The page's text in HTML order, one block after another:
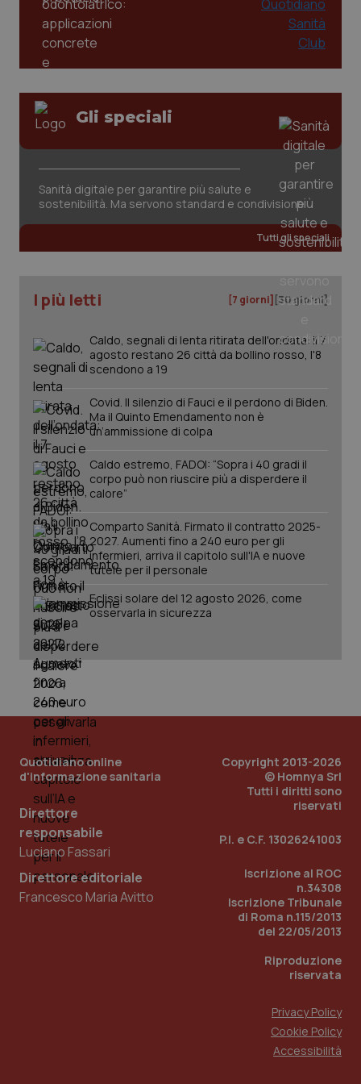
Gli speciali
Sanità digitale per garantire più salute e
sostenibilità. Ma servono standard e condivisione
Tutti gli speciali
I più letti [7 giorni] [30 giorni]
Caldo, segnali di lenta ritirata dell'ondata: il 7
agosto restano 26 città da bollino rosso, l'8
scendono a 19
Covid. Il silenzio di Fauci e il perdono di Biden.
Ma il Quinto Emendamento non è
un’ammissione di colpa
Caldo estremo, FADOI: “Sopra i 40 gradi il
corpo può non riuscire più a disperdere il
calore”
Comparto Sanità. Firmato il contratto 2025-
2027. Aumenti fino a 240 euro per gli
infermieri, arriva il capitolo sull'IA e nuove
tutele per il personale
Eclissi solare del 12 agosto 2026, come
osservarla in sicurezza
Quotidiano online
d'informazione sanitaria
Direttore
responsabile
Luciano Fassari
Direttore editoriale
Francesco Maria Avitto
Copyright 2013-2026
© Homnya Srl
Tutti i diritti sono
riservati
P.I. e C.F. 13026241003
Iscrizione al ROC
n.34308
Iscrizione Tribunale
di Roma n.115/2013
del 22/05/2013
Riproduzione
riservata
Privacy Policy
Cookie Policy
Accessibilità
www.quotidianosanita.it
5
tracking-sites-ironfish-
tracking-enable
www.quotidianosanita.it
tracking-sites-ironfish-
session-id
_ga
Google LLC
.quotidianosanita.it